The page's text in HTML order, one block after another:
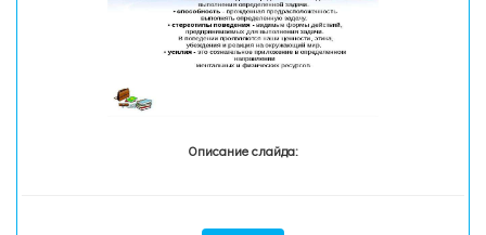
Описание слайда: